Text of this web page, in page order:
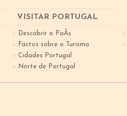
VISITAR PORTUGAL
Descobrir o PaÃ­s
Factos sobre o Turismo
Cidades Portugal
Norte de Portugal